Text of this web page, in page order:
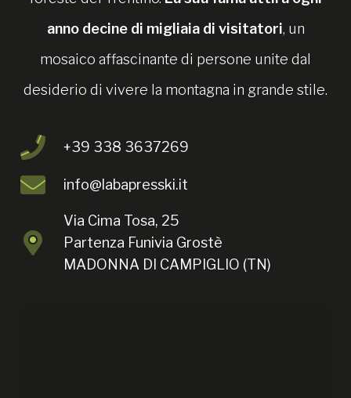
anno decine di migliaia di visitatori, un
mosaico affascinante di persone unite dal
desiderio di vivere la montagna in grande stile.
+39 338 3637269
info@labapresski.it
Via Cima Tosa, 25
Partenza Funivia Grostè
MADONNA DI CAMPIGLIO (TN)